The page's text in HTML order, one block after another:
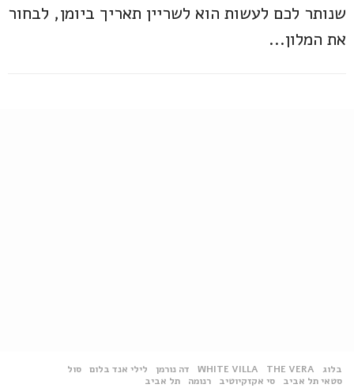
שנותר לכם לעשות הוא לשריין תאריך ביומן, לבחור
את המלון...
בלוג THE VERA
,
WHITE VILLA
,
דה נורמן ,
לילי אנד בלום ,
סול
סטאי תל אביב
,
סי אקזקיוטיב ,
רנומה ,
תל אביב